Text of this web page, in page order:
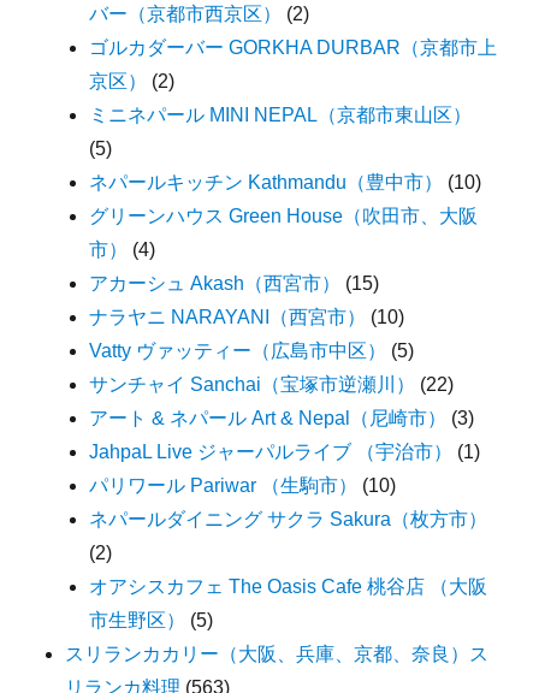
バー（京都市西京区）
(2)
ゴルカダーバー GORKHA DURBAR（京都市上
京区）
(2)
ミニネパール MINI NEPAL（京都市東山区）
(5)
ネパールキッチン Kathmandu（豊中市）
(10)
グリーンハウス Green House（吹田市、大阪
市）
(4)
アカーシュ Akash（西宮市）
(15)
ナラヤニ NARAYANI（西宮市）
(10)
Vatty ヴァッティー（広島市中区）
(5)
サンチャイ Sanchai（宝塚市逆瀬川）
(22)
アート & ネパール Art & Nepal（尼崎市）
(3)
JahpaL Live ジャーパルライブ （宇治市）
(1)
パリワール Pariwar （生駒市）
(10)
ネパールダイニング サクラ Sakura（枚方市）
(2)
オアシスカフェ The Oasis Cafe 桃谷店 （大阪
市生野区）
(5)
スリランカカリー（大阪、兵庫、京都、奈良）ス
リランカ料理 (563)